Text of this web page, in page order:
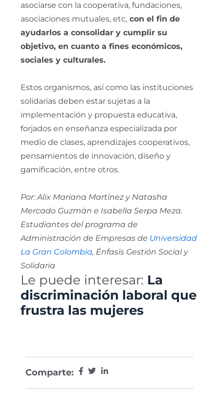
asociarse con la cooperativa, fundaciones,
asociaciones mutuales, etc, con el fin de
ayudarlos a consolidar y cumplir su
objetivo, en cuanto a fines económicos,
sociales y culturales.
Estos organismos, así como las instituciones
solidarias deben estar sujetas a la
implementación y propuesta educativa,
forjados en enseñanza especializada por
medio de clases, aprendizajes cooperativos,
pensamientos de innovación, diseño y
gamificación, entre otros.
Por: Alix Mariana Martínez y Natasha
Mercado Guzmán e Isabella Serpa Meza.
Estudiantes del programa de
Administración de Empresas de Universidad
La Gran Colombia, Énfasis Gestión Social y
Solidaria
Le puede interesar: La
discriminación laboral que
frustra las mujeres
Comparte: